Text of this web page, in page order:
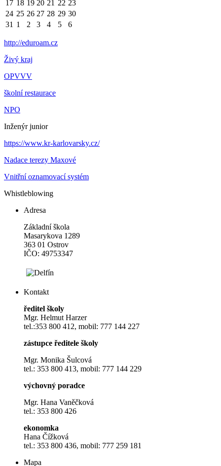
17 18 19 20 21 22 23
24 25 26 27 28 29 30
31 1 2 3 4 5 6
http://eduroam.cz
Živý kraj
OPVVV
školní restaurace
NPO
Inženýr junior
https://www.kr-karlovarsky.cz/
Nadace terezy Maxové
Vnitřní oznamovací systém
Whistleblowing
Adresa
Základní škola
Masarykova 1289
363 01 Ostrov
IČO: 49753347
Kontakt
ředitel školy
Mgr. Helmut Harzer
tel.:353 800 412, mobil: 777 144 227
zástupce ředitele školy
Mgr. Monika Šulcová
tel.: 353 800 413, mobil: 777 144 229
výchovný poradce
Mgr. Hana Vaněčková
tel.: 353 800 426
ekonomka
Hana Čížková
tel.: 353 800 436, mobil: 777 259 181
Mapa